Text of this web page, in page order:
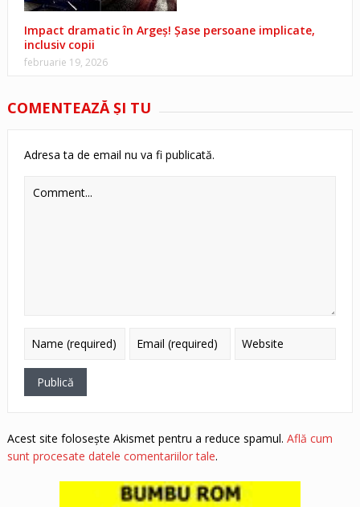
Impact dramatic în Argeș! Șase persoane implicate,
inclusiv copii
februarie 19, 2026
COMENTEAZĂ ŞI TU
Adresa ta de email nu va fi publicată.
Acest site folosește Akismet pentru a reduce spamul. Află cum
sunt procesate datele comentariilor tale.